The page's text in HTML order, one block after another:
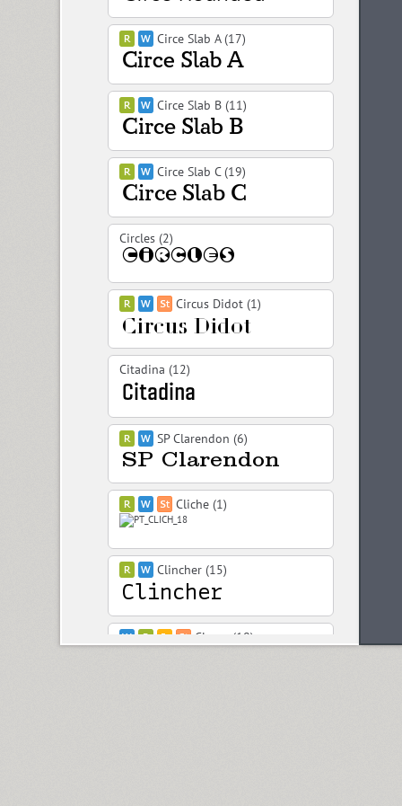
Circe Slab A (17)
Circe Slab B (11)
Circe Slab C (19)
Circles (2)
Circus Didot (1)
Citadina (12)
SP Clarendon (6)
Cliche (1)
Clincher (15)
Closer (18)